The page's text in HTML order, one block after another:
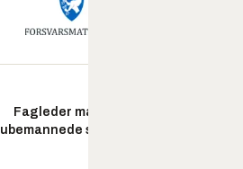
Fagleder maritime
ubemannede systemer